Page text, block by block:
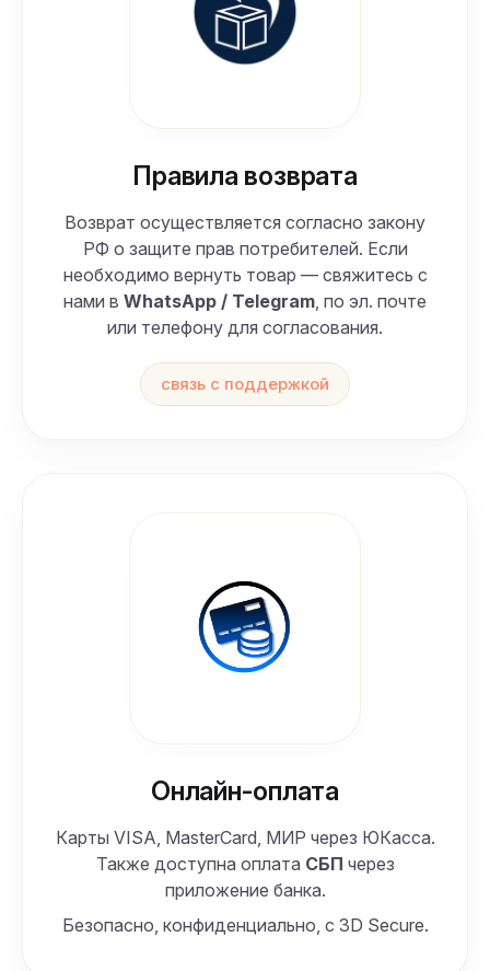
Правила возврата
Возврат осуществляется согласно закону
РФ о защите прав потребителей. Если
необходимо вернуть товар — свяжитесь с
нами в WhatsApp / Telegram , по эл. почте
или телефону для согласования.
связь с поддержкой
Онлайн-оплата
Карты VISA, MasterCard, МИР через ЮКасса.
Также доступна оплата СБП через
приложение банка.
Безопасно, конфиденциально, с 3D Secure.